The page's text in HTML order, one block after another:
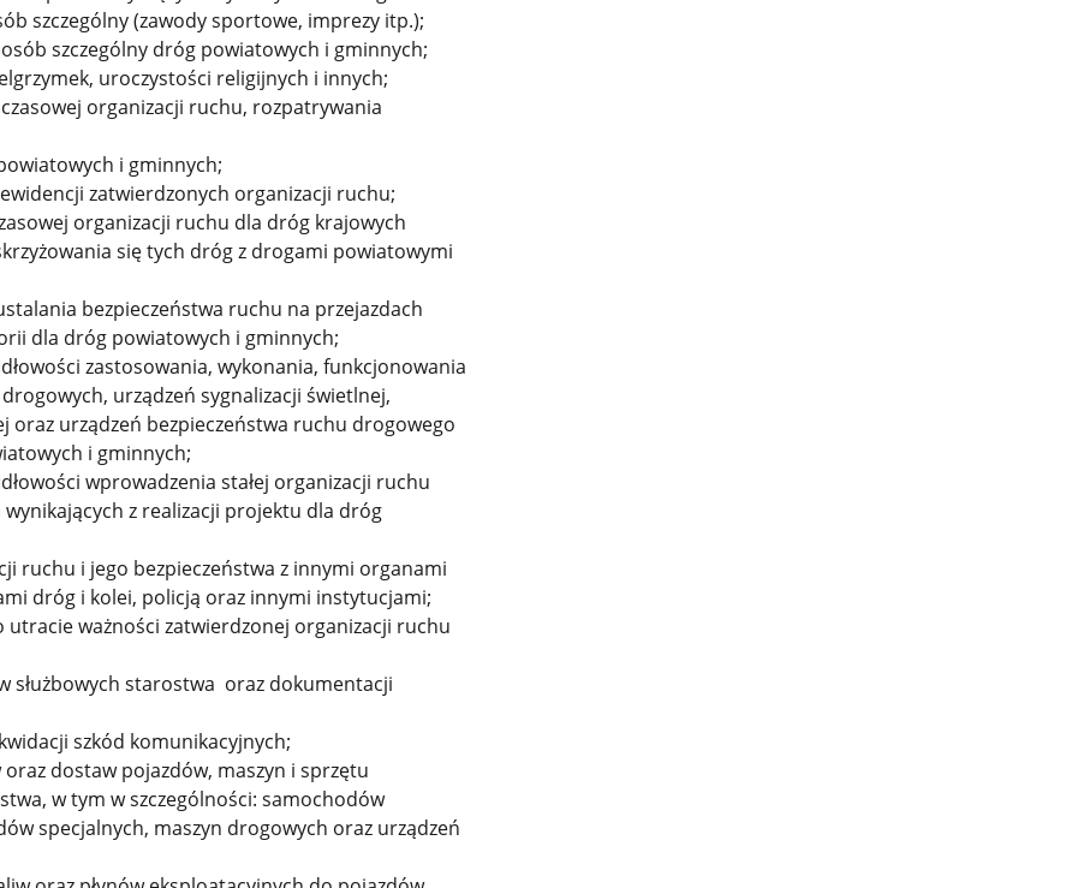
szczególny (zawody sportowe, imprezy itp.);
szczególny dróg powiatowych i gminnych;
uroczystości religijnych i innych;
organizacji ruchu, rozpatrywania
i gminnych;
zatwierdzonych organizacji ruchu;
organizacji ruchu dla dróg krajowych
się tych dróg z drogami powiatowymi
bezpieczeństwa ruchu na przejazdach
dla dróg powiatowych i gminnych;
zastosowania, wykonania, funkcjonowania
urządzeń sygnalizacji świetlnej,
oraz urządzeń bezpieczeństwa ruchu drogowego
i gminnych;
wprowadzenia stałej organizacji ruchu
z realizacji projektu dla dróg
ruchu i jego bezpieczeństwa z innymi organami
dróg i kolei, policją oraz innymi instytucjami;
ważności zatwierdzonej organizacji ruchu
służbowych starostwa oraz dokumentacji
szkód komunikacyjnych;
dostaw pojazdów, maszyn i sprzętu
w tym w szczególności: samochodów
specjalnych, maszyn drogowych oraz urządzeń